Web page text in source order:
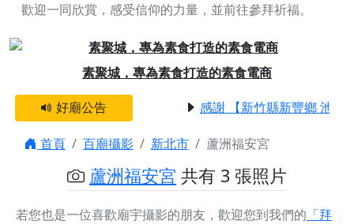
歡迎一同欣賞，感受信仰的力量，並前往參拜祈福。
素聚城，專為素食打造的素食電商
Previous
好廟公告 感謝 【新竹縣新豐鄉 池和
首頁 百廟攝影 新北市 蘆洲福安宮
蘆洲福安宮 共有 3 張照片
若您也是一位喜歡廟宇攝影的朋友，歡迎您到我們的 「拜